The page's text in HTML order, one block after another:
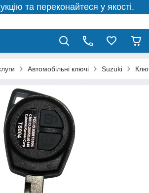
та переконайтеся у якості.
Автомобільні ключі Suzuki